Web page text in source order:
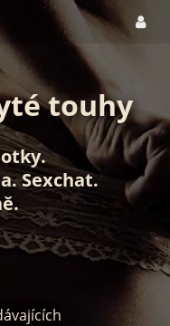
touhy
.
.Sexchat.
.